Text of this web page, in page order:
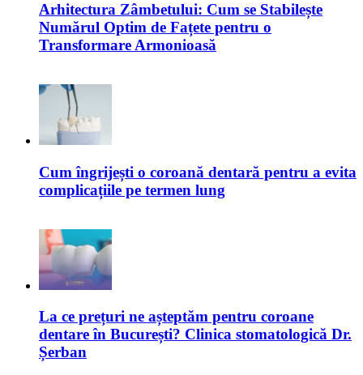
Arhitectura Zâmbetului: Cum se Stabilește
Numărul Optim de Fațete pentru o
Transformare Armonioasă
Cum îngrijești o coroană dentară pentru a evita
complicațiile pe termen lung
La ce prețuri ne așteptăm pentru coroane
dentare în București? Clinica stomatologică Dr.
Șerban